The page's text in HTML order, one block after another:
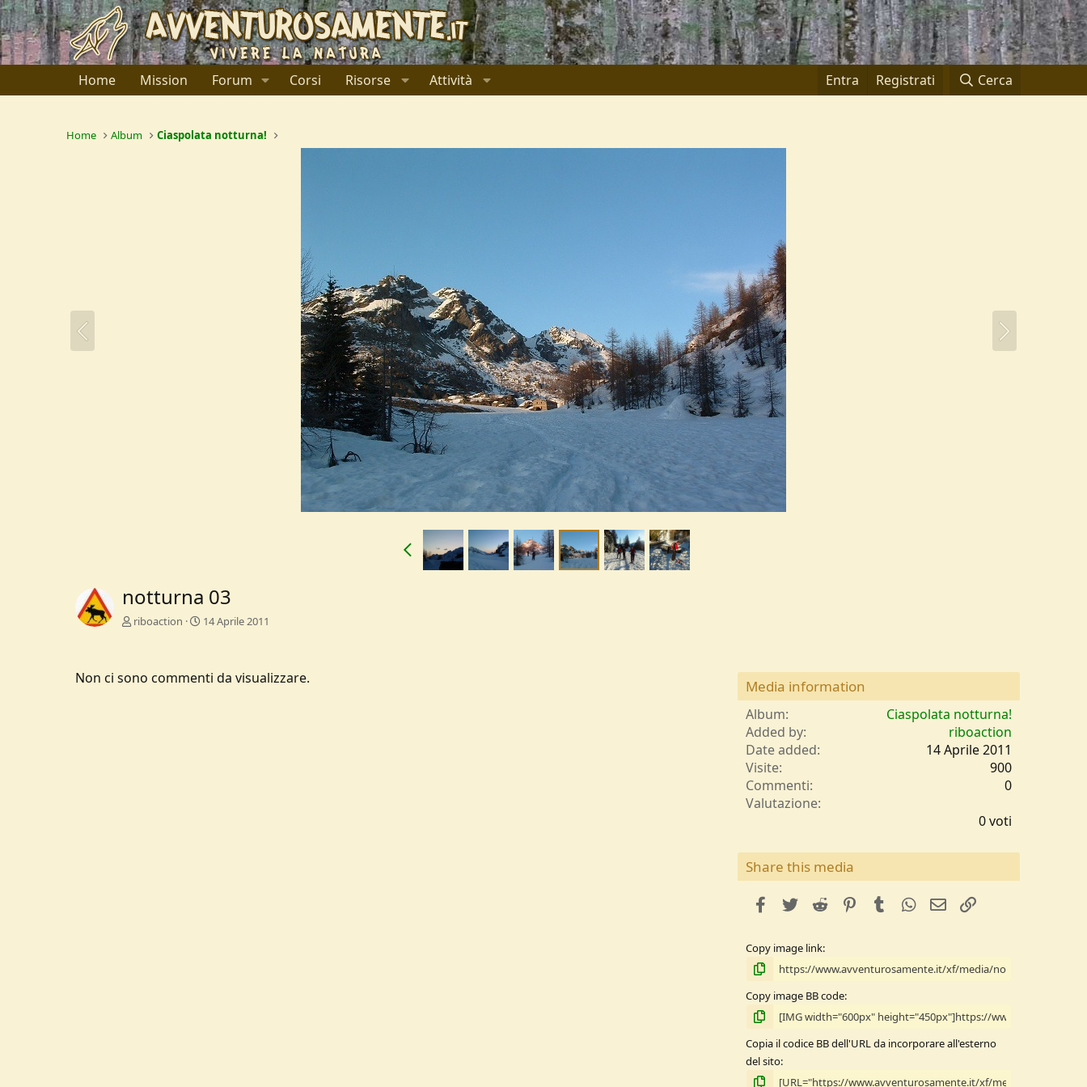
Home Mission Forum Corsi Risorse Attività Entra Registrati Cerca
Home Album Ciaspolata notturna!
notturna 03
riboaction 14 Aprile 2011
Non ci sono commenti da visualizzare. Media information
Album
Ciaspolata notturna!
Added by
riboaction
Date added
14 Aprile 2011
Visite
900
Commenti
0
Valutazione
0
t
0 voti
Share this media
facebookTwitterReddit PinterestTumblrWhatsApp
e-mail
Copy image link
Copy image BB code
Copia il codice BB dell'URL da incorporare all'esterno
del sito